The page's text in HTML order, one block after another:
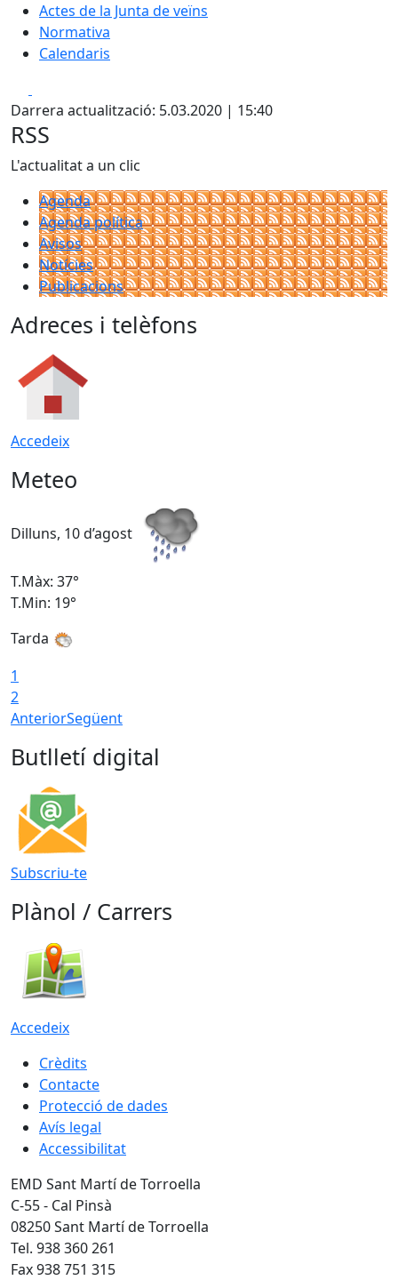
Actes de la Junta de veïns
Normativa
Calendaris
Darrera actualització: 5.03.2020 | 15:40
RSS
L'actualitat a un clic
Agenda
Agenda política
Avisos
Notícies
Publicacions
Adreces i telèfons
Accedeix
Meteo
Dilluns, 10 d’agost
T.Màx: 37°
T.Min: 19°
Tarda
1
2
AnteriorSegüent
Butlletí digital
Subscriu-te
Plànol / Carrers
Accedeix
Crèdits
Contacte
Protecció de dades
Avís legal
Accessibilitat
EMD Sant Martí de Torroella
C-55 - Cal Pinsà
08250 Sant Martí de Torroella
Tel. 938 360 261
Fax 938 751 315